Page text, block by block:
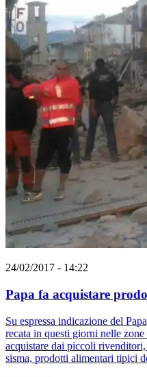
24/02/2017 - 14:22
Papa fa acquistare
Su espressa indicazione del
recata in questi giorni nelle
acquistare dai piccoli
sisma, prodotti alimentari tipici